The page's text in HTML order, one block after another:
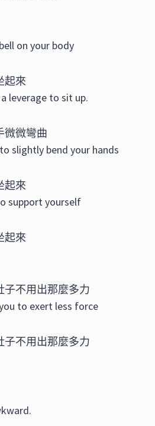
on your body
起來
leverage to sit up.
微微彎曲
slightly bend your hands
起來
support yourself
起來
子不用出那麼多力
to exert less force
子不用出那麼多力